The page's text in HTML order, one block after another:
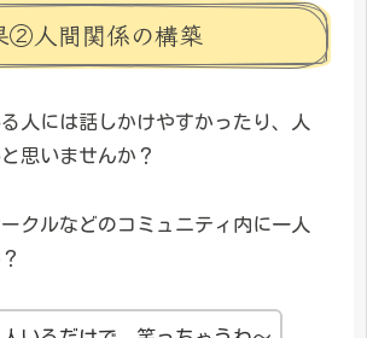
②人間関係の構築
人には話しかけやすかったり、人
思いませんか？
クルなどのコミュニティ内に一人